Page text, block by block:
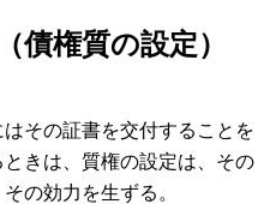
権質の設定）
その証書を交付することを
きは、質権の設定は、その
の効力を生ずる。